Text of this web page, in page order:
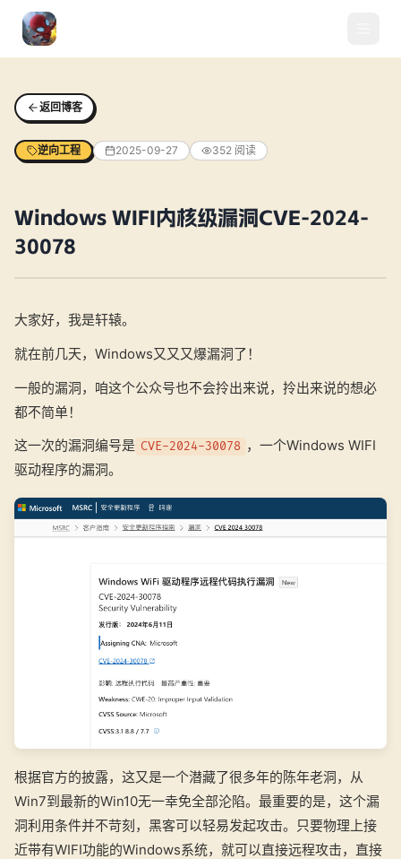
返回博客
逆向工程 2025-09-27 352 阅读
Windows WIFI内核级漏洞CVE-2024-
30078
大家好，我是轩辕。
就在前几天，Windows又又又爆漏洞了！
一般的漏洞，咱这个公众号也不会拎出来说，拎出来说的想必
都不简单！
这一次的漏洞编号是 CVE-2024-30078 ，一个Windows WIFI
驱动程序的漏洞。
根据官方的披露，这又是一个潜藏了很多年的陈年老洞，从
Win7到最新的Win10无一幸免全部沦陷。最重要的是，这个漏
洞利用条件并不苛刻，黑客可以轻易发起攻击。只要物理上接
近带有WIFI功能的Windows系统，就可以直接远程攻击，直接